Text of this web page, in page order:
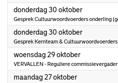
donderdag 30 oktober2025
Gesprek Cultuurwoordvoerders onderling
donderdag 30 oktober2025
Gesprek Kernteam &
woensdag 29 oktober2025
VERVALLEN - Reguliere
maandag 27 oktober2025